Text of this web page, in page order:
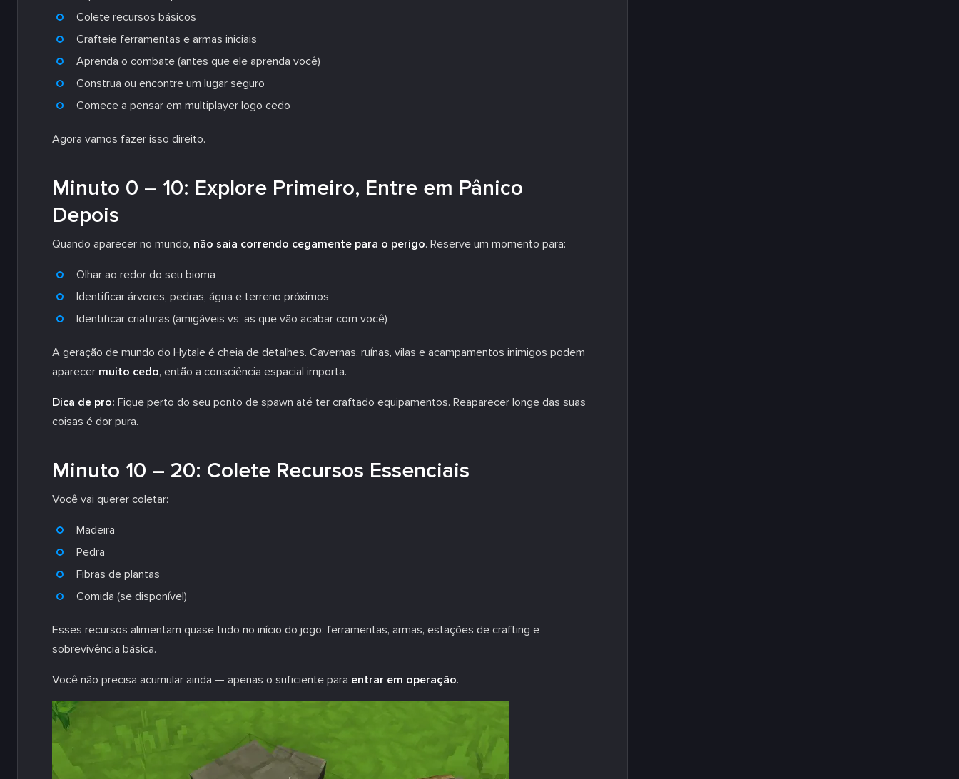
Colete recursos básicos
Crafteie ferramentas e armas iniciais
Aprenda o combate (antes que ele aprenda você)
Construa ou encontre um lugar seguro
Comece a pensar em multiplayer logo cedo
Agora vamos fazer isso direito.
Minuto 0 – 10: Explore Primeiro, Entre em Pânico
Depois
Quando aparecer no mundo, não saia correndo cegamente para o perigo. Reserve um momento para:
Olhar ao redor do seu bioma
Identificar árvores, pedras, água e terreno próximos
Identificar criaturas (amigáveis vs. as que vão acabar com você)
A geração de mundo do Hytale é cheia de detalhes. Cavernas, ruínas, vilas e acampamentos inimigos podem
aparecer muito cedo, então a consciência espacial importa.
Dica de pro: Fique perto do seu ponto de spawn até ter craftado equipamentos. Reaparecer longe das suas
coisas é dor pura.
Minuto 10 – 20: Colete Recursos Essenciais
Você vai querer coletar:
Madeira
Pedra
Fibras de plantas
Comida (se disponível)
Esses recursos alimentam quase tudo no início do jogo: ferramentas, armas, estações de crafting e
sobrevivência básica.
Você não precisa acumular ainda — apenas o suficiente para entrar em operação.